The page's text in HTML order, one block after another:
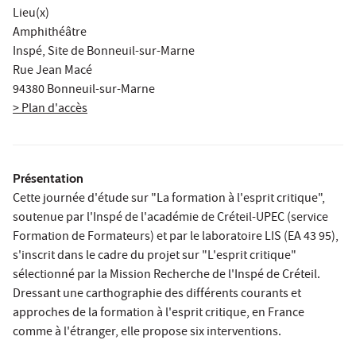
Lieu(x)
Amphithéâtre
Inspé, Site de Bonneuil-sur-Marne
Rue Jean Macé
94380 Bonneuil-sur-Marne
> Plan d'accès
Présentation
Cette journée d'étude sur "La formation à l'esprit critique",
soutenue par l'Inspé de l'académie de Créteil-UPEC (service
Formation de Formateurs) et par le laboratoire LIS (EA 43 95),
s'inscrit dans le cadre du projet sur "L'esprit critique"
sélectionné par la Mission Recherche de l'Inspé de Créteil.
Dressant une carthographie des différents courants et
approches de la formation à l'esprit critique, en France
comme à l'étranger, elle propose six interventions.